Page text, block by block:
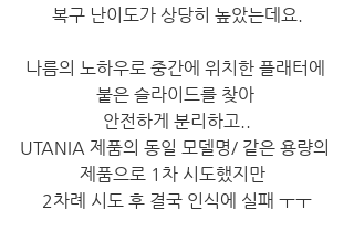
복구 난이도가 상당히 높았는데요.
나름의 노하우로 중간에 위치한 플래터에
붙은 슬라이드를 찾아
안전하게 분리하고..
UTANIA 제품의 동일 모델명/ 같은 용량의
제품으로 1차 시도했지만
2차례 시도 후 결국 인식에 실패 ㅜㅜ